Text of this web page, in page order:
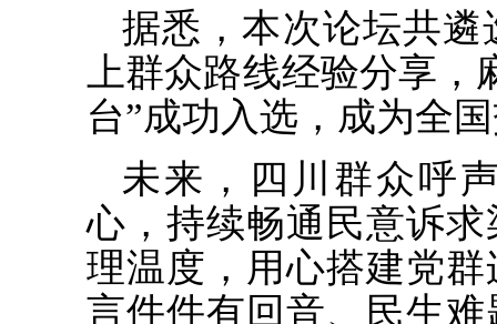
据悉，本次论坛共
上群众路线经验分享，
台”成功入选，成为全
未来，四川群众呼
心，持续畅通民意诉
理温度，用心搭建党
言件件有回音、民生